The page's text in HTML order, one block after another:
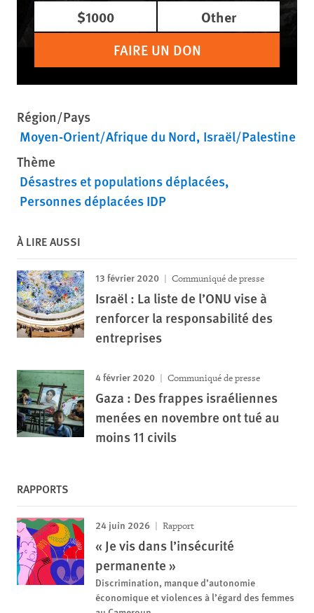
$1000 Other
FAIRE UN DON
Région/Pays
Moyen-Orient/Afrique du Nord Israël/Palestine
Thème
Désastres et populations déplacées
Personnes déplacées IDP
À LIRE AUSSI
13 février 2020 Communiqué de presse
Israël : La liste de l’ONU vise à
renforcer la responsabilité des
entreprises
4 février 2020 Communiqué de presse
Gaza : Des frappes israéliennes
menées en novembre ont tué au
moins 11 civils
RAPPORTS
24 juin 2026 Rapport
« Je vis dans l’insécurité
permanente »
Discrimination, manque d’autonomie
économique et violences à l’égard des femmes